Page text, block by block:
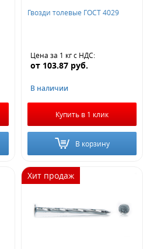
Гвозди толевые ГОСТ 4029
Цена за 1 кгс НДС:
от 103.87 руб.
В наличии
Купить в 1 клик
В корзину
Хит продаж